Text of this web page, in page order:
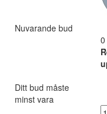
Nuvarande bud
0
Ditt bud måste
minst vara